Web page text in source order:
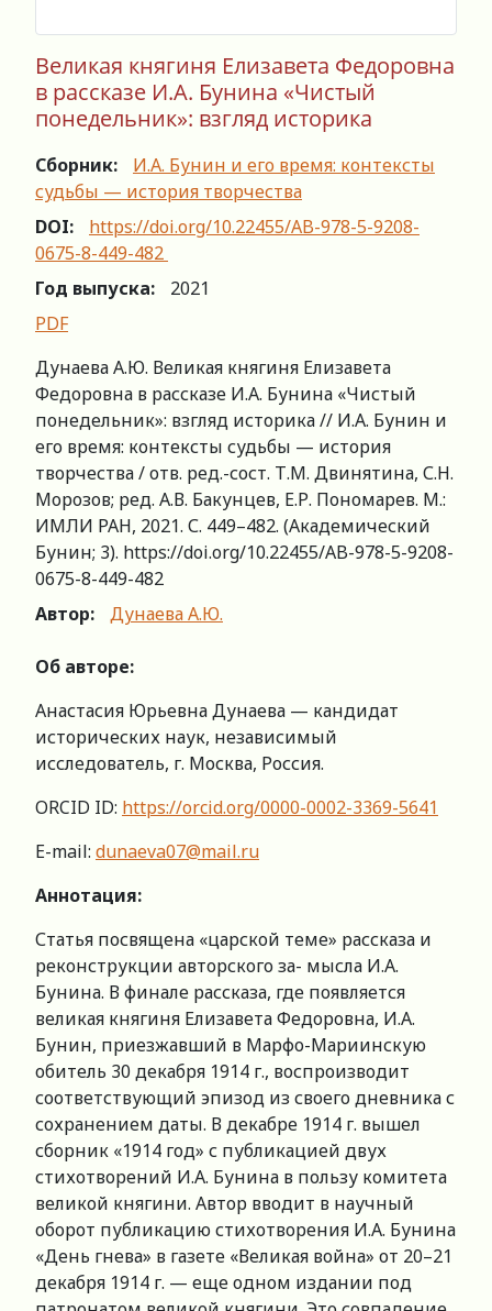
Великая княгиня Елизавета Федоровна
в рассказе И.А. Бунина «Чистый
понедельник»: взгляд историка
Сборник:
И.А. Бунин и его время: контексты
судьбы — история творчества
DOI:
https://doi.org/10.22455/AB-978-5-9208-
0675-8-449-482
Год выпуска:
2021
PDF
Дунаева А.Ю. Великая княгиня Елизавета
Федоровна в рассказе И.А. Бунина «Чистый
понедельник»: взгляд историка // И.А. Бунин и
его время: контексты судьбы — история
творчества / отв. ред.-сост. Т.М. Двинятина, С.Н.
Морозов; ред. А.В. Бакунцев, Е.Р. Пономарев. М.:
ИМЛИ РАН, 2021. С. 449–482. (Академический
Бунин; 3). https://doi.org/10.22455/AB-978-5-9208-
0675-8-449-482
Автор:
Дунаева А.Ю.
Об авторе:
Анастасия Юрьевна Дунаева — кандидат
исторических наук, независимый
исследователь, г. Москва, Россия.
ORCID ID: https://orcid.org/0000-0002-3369-5641
E-mail: dunaeva07@mail.ru
Аннотация:
Статья посвящена «царской теме» рассказа и
реконструкции авторского за- мысла И.А.
Бунина. В финале рассказа, где появляется
великая княгиня Елизавета Федоровна, И.А.
Бунин, приезжавший в Марфо-Мариинскую
обитель 30 декабря 1914 г., воспроизводит
соответствующий эпизод из своего дневника с
сохранением даты. В декабре 1914 г. вышел
сборник «1914 год» с публикацией двух
стихотворений И.А. Бунина в пользу комитета
великой княгини. Автор вводит в научный
оборот публикацию стихотворения И.А. Бунина
«День гнева» в газете «Великая война» от 20–21
декабря 1914 г. — еще одном издании под